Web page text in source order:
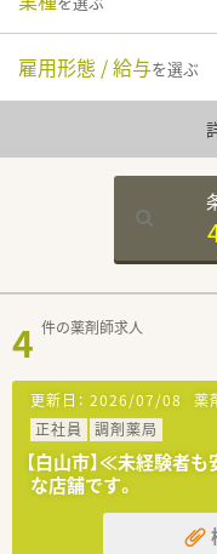
雇用形態 / 給与を選ぶ
4 件の薬剤師求人
更新日： 2026/07/08 薬
正社員
調剤薬局
【白山市】≪未経験者
な店舗です。